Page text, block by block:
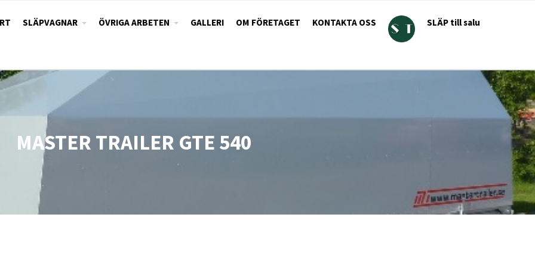
SLÄPVAGNAR ÖVRIGA ARBETEN GALLERI OM FÖRETAGET KONTAKTA OSS SLÄP till salu
MASTER TRAILER GTE 540